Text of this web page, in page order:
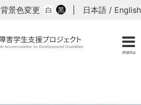
menu
背景色変更 白 黒 日本語 / English